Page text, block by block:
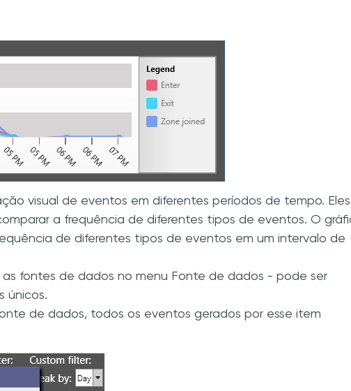
visual de eventos em diferentes períodos de tempo. Eles
a frequência de diferentes tipos de eventos. O
de diferentes tipos de eventos em um intervalo de
as fontes de dados no menu Fonte de dados - pode ser
únicos.
de dados, todos os eventos gerados por esse item